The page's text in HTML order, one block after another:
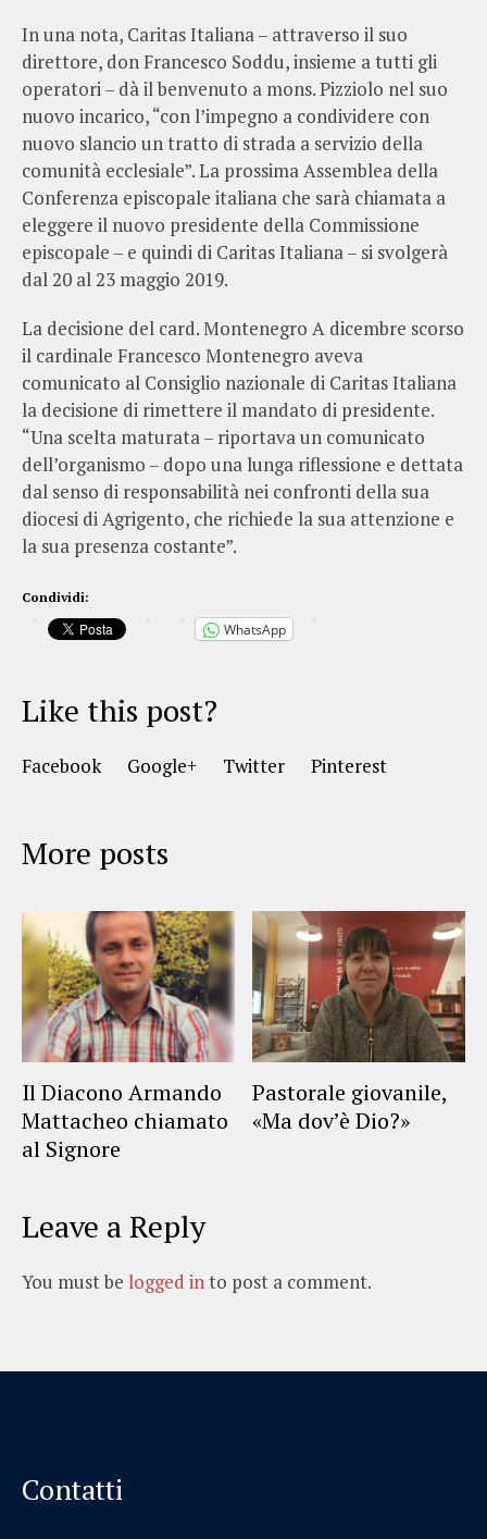
In una nota, Caritas Italiana – attraverso il suo
direttore, don Francesco Soddu, insieme a tutti gli
operatori – dà il benvenuto a mons. Pizziolo nel suo
nuovo incarico, “con l’impegno a condividere con
nuovo slancio un tratto di strada a servizio della
comunità ecclesiale”. La prossima Assemblea della
Conferenza episcopale italiana che sarà chiamata a
eleggere il nuovo presidente della Commissione
episcopale – e quindi di Caritas Italiana – si svolgerà
dal 20 al 23 maggio 2019.
La decisione del card. Montenegro A dicembre scorso
il cardinale Francesco Montenegro aveva
comunicato al Consiglio nazionale di Caritas Italiana
la decisione di rimettere il mandato di presidente.
“Una scelta maturata – riportava un comunicato
dell’organismo – dopo una lunga riflessione e dettata
dal senso di responsabilità nei confronti della sua
diocesi di Agrigento, che richiede la sua attenzione e
la sua presenza costante”.
Condividi:
WhatsApp
Like this post?
Facebook Google+ Twitter Pinterest
More posts
Il Diacono Armando
Mattacheo chiamato
al Signore
Pastorale giovanile,
«Ma dov’è Dio?»
Leave a Reply
You must be logged into post a comment.
Contatti